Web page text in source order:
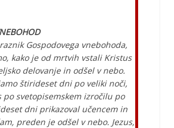
Gospodovega vnebohoda,
kako je od mrtvih vstali Kristus
delovanje in odšel v nebo.
štirideset dni po veliki noči,
po svetopisemskem izročilu po
dni prikazoval učencem in
preden je odšel v nebo. Jezus,